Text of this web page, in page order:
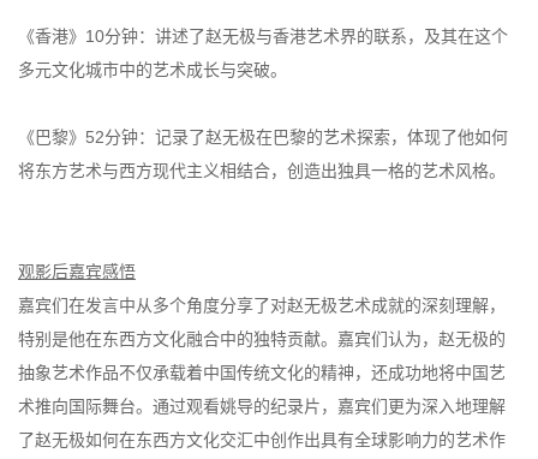
《香港》10分钟：讲述了赵无极与香港艺术界的联系，及其在这个
多元文化城市中的艺术成长与突破。
《巴黎》52分钟：记录了赵无极在巴黎的艺术探索，体现了他如何
将东方艺术与西方现代主义相结合，创造出独具一格的艺术风格。
观影后嘉宾感悟
嘉宾们在发言中从多个角度分享了对赵无极艺术成就的深刻理解，
特别是他在东西方文化融合中的独特贡献。嘉宾们认为，赵无极的
抽象艺术作品不仅承载着中国传统文化的精神，还成功地将中国艺
术推向国际舞台。通过观看姚导的纪录片，嘉宾们更为深入地理解
了赵无极如何在东西方文化交汇中创作出具有全球影响力的艺术作